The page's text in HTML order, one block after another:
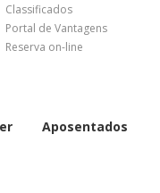
Classificados
Portal de Vantagens
Reserva on-line
Aposentados